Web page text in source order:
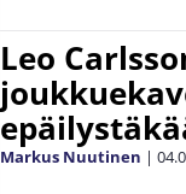
Leo
Markus Nuutinen |